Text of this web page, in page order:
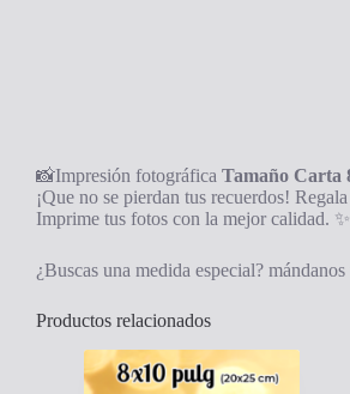
📸Impresión fotográfica Tamaño Carta
¡Que no se pierdan tus recuerdos!
Imprime tus fotos con la mejor calidad.
¿Buscas una medida especial?
Productos relacionados